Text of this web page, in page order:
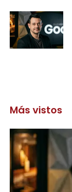
Más vistos